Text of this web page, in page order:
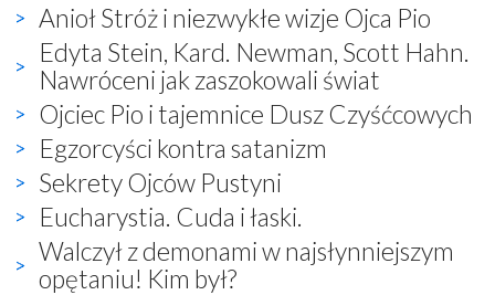
Anioł Stróż i niezwykłe wizje Ojca Pio
Edyta Stein, Kard. Newman, Scott Hahn.
Nawróceni jak zaszokowali świat
Ojciec Pio i tajemnice Dusz Czyśćcowych
Egzorcyści kontra satanizm
Sekrety Ojców Pustyni
Eucharystia. Cuda i łaski.
Walczył z demonami w najsłynniejszym
opętaniu! Kim był?